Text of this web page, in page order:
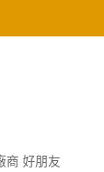
商 好朋友